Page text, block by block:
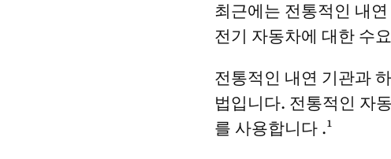
최근에는 전통적인 내
전기 자동차에 대한 수
전통적인 내연 기관과
법입니다. 전통적인 자
를 사용합니다 .¹